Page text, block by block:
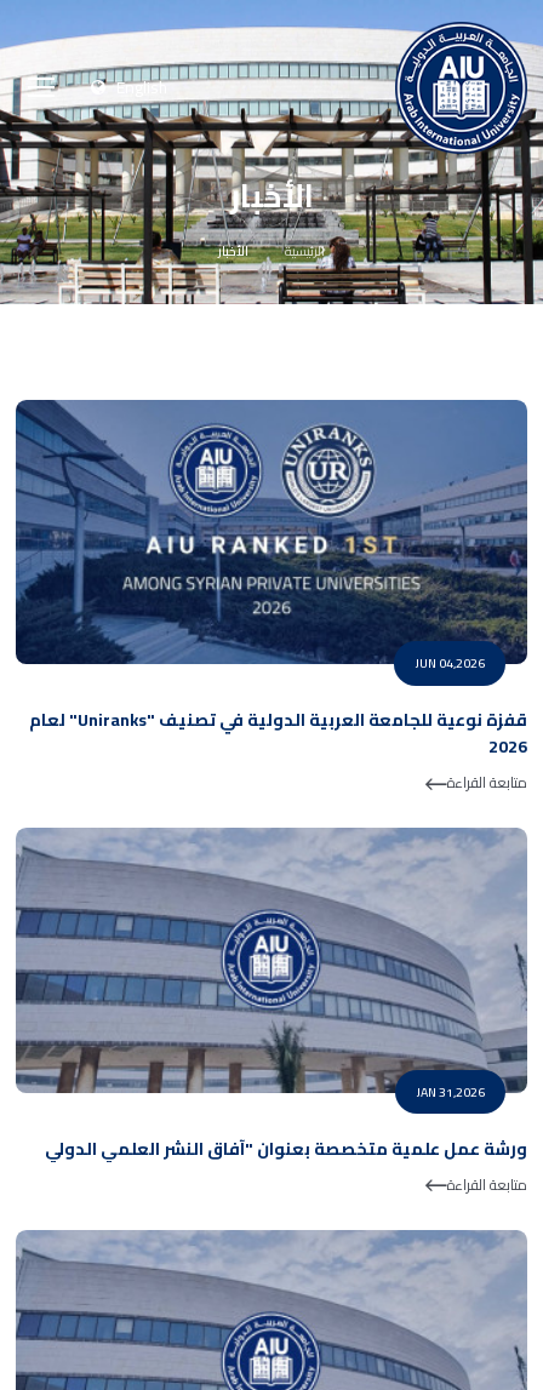
English
الأخبار
الرئيسية الأخبار
JUN 04,2026
قفزة نوعية للجامعة العربية الدولية في تصنيف "Uniranks" لعام
2026
متابعة القراءة
JAN 31,2026
ورشة عمل علمية متخصصة بعنوان "آفاق النشر العلمي الدولي
متابعة القراءة